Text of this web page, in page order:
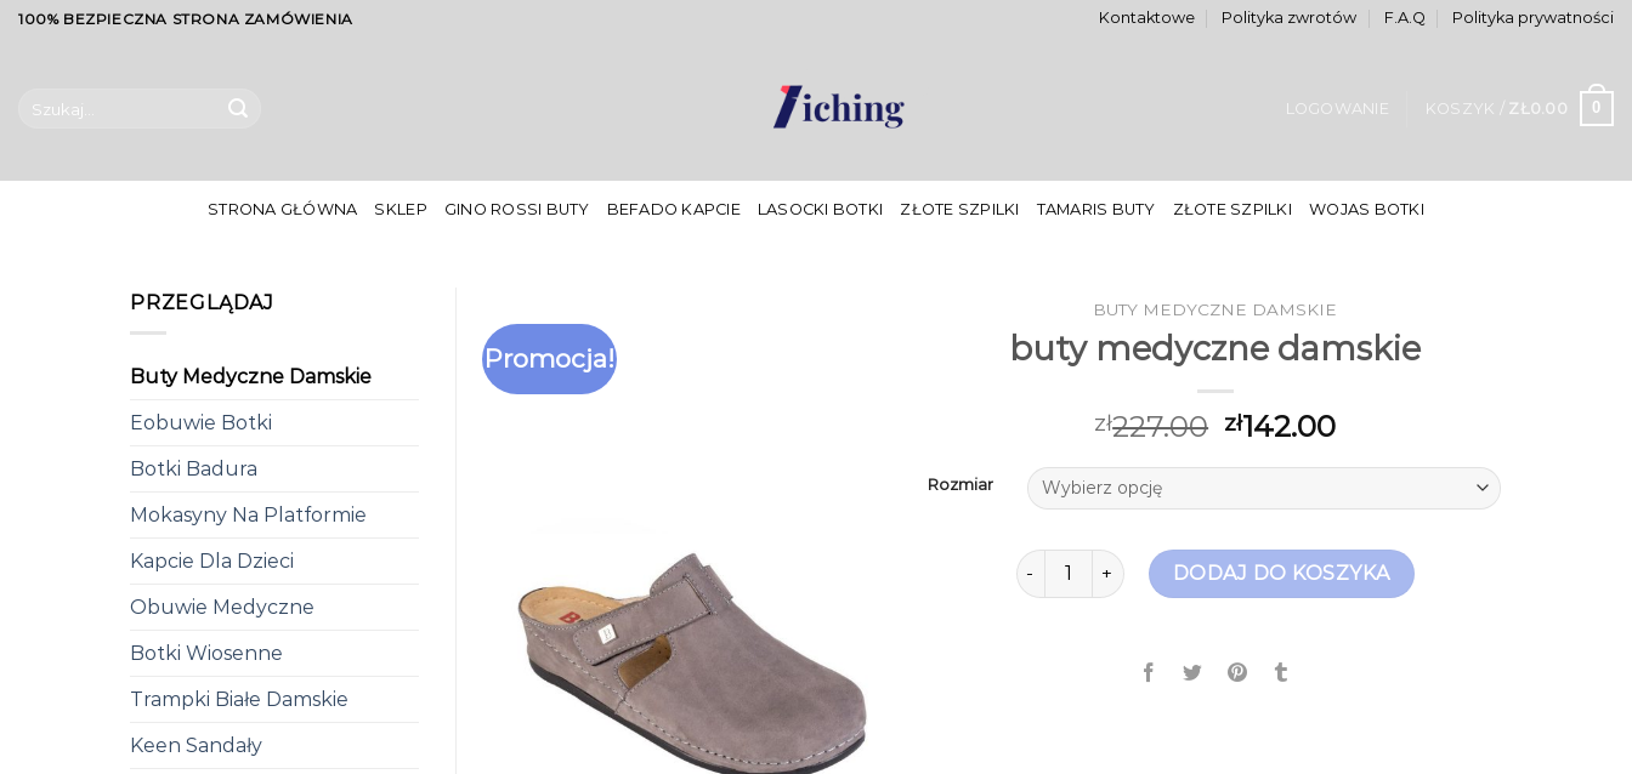
Skip100% BEZPIECZNA STRONA ZAMÓWIENIA Kontaktowe Polityka zwrotów F.A.Q Polityka prywatności
LOGOWANIE KOSZYK / ZŁ 0.00 0
STRONA GŁÓWNA SKLEP GINO ROSSI BUTY BEFADO KAPCIE LASOCKI BOTKI ZŁOTE SZPILKI TAMARIS BUTY ZŁOTE SZPILKI WOJAS BOTKI
PRZEGLĄDAJ
Buty Medyczne Damskie
Eobuwie Botki
Botki Badura
Mokasyny Na Platformie
Kapcie Dla Dzieci
Obuwie Medyczne
Botki Wiosenne
Trampki Białe Damskie
Keen Sandały
Promocja!
BUTY MEDYCZNE DAMSKIE
buty medyczne damskie
zł227.00 zł142.00
Rozmiar
ilość buty medyczne damskieDODAJ DO KOSZYKA